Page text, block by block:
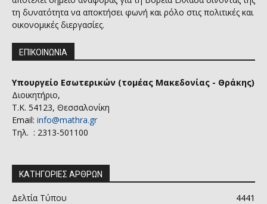
τη δυνατότητα να αποκτήσει φωνή και ρόλο στις πολιτικές και
οικονομικές διεργασίες.
ΕΠΙΚΟΙΝΩΝΙΑ
Υπουργείο Εσωτερικών (τομέας Μακεδονίας - Θράκης)
Διοικητήριο,
Τ.Κ. 54123, Θεσσαλονίκη
Email: info@mathra.gr
Τηλ. : 2313-501100
ΚΑΤΗΓΟΡΙΕΣ ΑΡΘΡΩΝ
Δελτία Τύπου
4441